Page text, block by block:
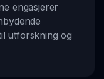
engasjerer
utforskning og